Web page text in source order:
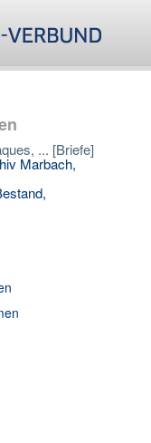
... [Briefe]
Marbach,